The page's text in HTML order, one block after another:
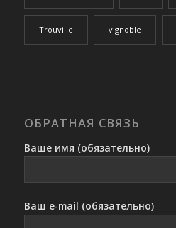
Trouville vignoble
ОБРАТНАЯ СВЯЗЬ
Ваше имя (обязательно)
Ваш e-mail (обязательно)